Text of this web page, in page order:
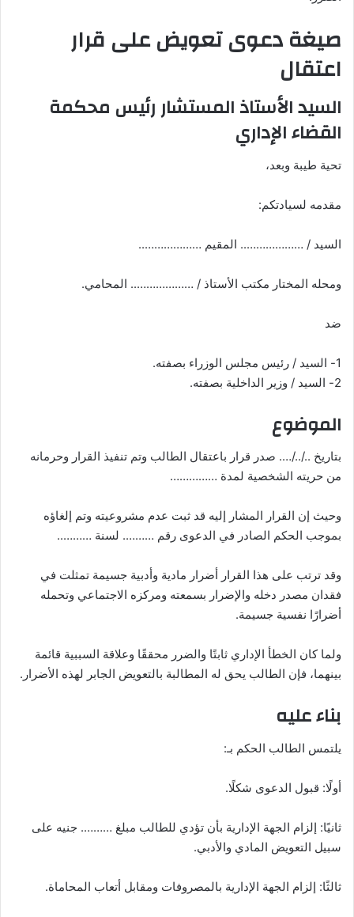
صيغة دعوى تعويض على قرار
اعتقال
السيد الأستاذ المستشار رئيس محكمة
القضاء الإداري
تحية طيبة وبعد،
مقدمه لسيادتكم:
السيد / ……………….. المقيم ………………..
ومحله المختار مكتب الأستاذ / ……………….. المحامي.
ضد
1- السيد / رئيس مجلس الوزراء بصفته.
2- السيد / وزير الداخلية بصفته.
الموضوع
بتاريخ ../../…. صدر قرار باعتقال الطالب وتم تنفيذ القرار وحرمانه
من حريته الشخصية لمدة ……………
وحيث إن القرار المشار إليه قد ثبت عدم مشروعيته وتم إلغاؤه
بموجب الحكم الصادر في الدعوى رقم ………. لسنة ………..
وقد ترتب على هذا القرار أضرار مادية وأدبية جسيمة تمثلت في
فقدان مصدر دخله والإضرار بسمعته ومركزه الاجتماعي وتحمله
أضرارًا نفسية جسيمة.
ولما كان الخطأ الإداري ثابتًا والضرر محققًا وعلاقة السببية قائمة
بينهما، فإن الطالب يحق له المطالبة بالتعويض الجابر لهذه الأضرار.
بناء عليه
يلتمس الطالب الحكم بـ:
أولًا: قبول الدعوى شكلًا.
ثانيًا: إلزام الجهة الإدارية بأن تؤدي للطالب مبلغ ………. جنيه على
سبيل التعويض المادي والأدبي.
ثالثًا: إلزام الجهة الإدارية بالمصروفات ومقابل أتعاب المحاماة.